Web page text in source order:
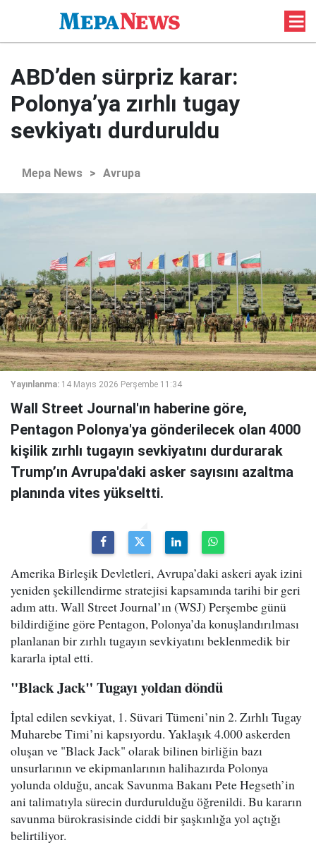
ABD’den sürpriz karar:
Polonya’ya zırhlı tugay
sevkiyatı durduruldu
Mepa News > Avrupa
Yayınlanma: 14 Mayıs 2026 Perşembe 11:34
Wall Street Journal'ın haberine göre,
Pentagon Polonya'ya gönderilecek olan 4000
kişilik zırhlı tugayın sevkiyatını durdurarak
Trump’ın Avrupa'daki asker sayısını azaltma
planında vites yükseltti.
Amerika Birleşik Devletleri, Avrupa’daki askeri ayak izini
yeniden şekillendirme stratejisi kapsamında tarihi bir geri
adım attı. Wall Street Journal’ın (WSJ) Perşembe günü
bildirdiğine göre Pentagon, Polonya’da konuşlandırılması
planlanan bir zırhlı tugayın sevkiyatını beklenmedik bir
kararla iptal etti.
"Black Jack" Tugayı yoldan döndü
İptal edilen sevkiyat, 1. Süvari Tümeni’nin 2. Zırhlı Tugay
Muharebe Timi’ni kapsıyordu. Yaklaşık 4.000 askerden
oluşan ve "Black Jack" olarak bilinen birliğin bazı
unsurlarının ve ekipmanlarının halihazırda Polonya
yolunda olduğu, ancak Savunma Bakanı Pete Hegseth’in
ani talimatıyla sürecin durdurulduğu öğrenildi. Bu kararın
savunma bürokrasisinde ciddi bir şaşkınlığa yol açtığı
belirtiliyor.